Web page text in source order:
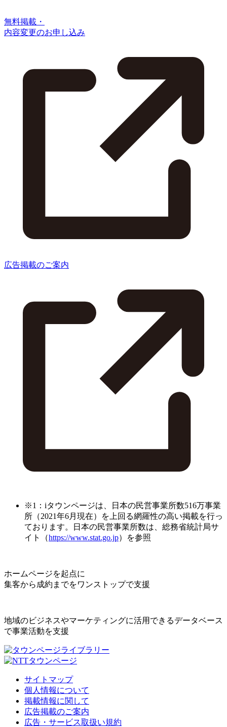
無料掲載・
内容変更のお申し込み
広告掲載のご案内
※1：iタウンページは、日本の民営事業所数516万事業
所（2021年6月現在）を上回る網羅性の高い掲載を行っ
ております。日本の民営事業所数は、総務省統計局サ
イト（https://www.stat.go.jp）を参照
ホームページを起点に
集客から成約までをワンストップで支援
地域のビジネスやマーケティングに活用できるデータベース
で事業活動を支援
サイトマップ
個人情報について
掲載情報に関して
広告掲載のご案内
広告・サービス取扱い規約